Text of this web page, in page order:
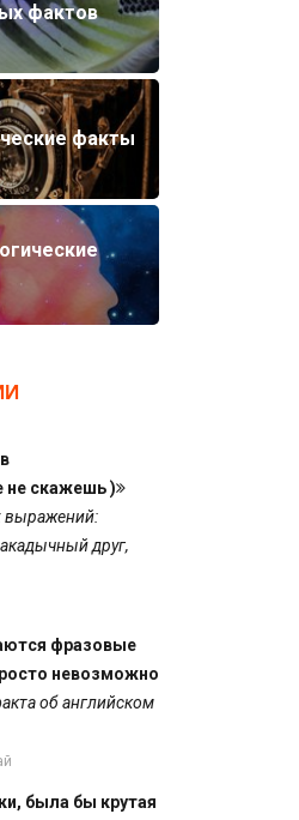
фактов
факты
не скажешь )
выражений:
друг,
фразовые
невозможно
об английском
была бы крутая